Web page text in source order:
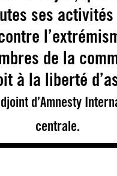
ses
de la
à la liberté
d’Amnesty
centrale.